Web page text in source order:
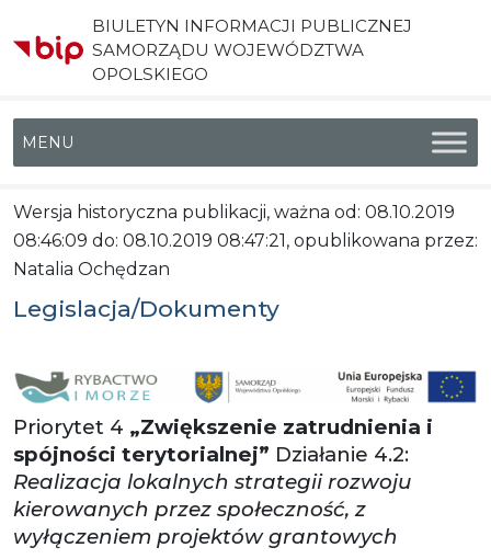
BIULETYN INFORMACJI PUBLICZNEJ
SAMORZĄDU WOJEWÓDZTWA
OPOLSKIEGO
Menu główne
Wersja historyczna publikacji, ważna od: 08.10.2019
08:46:09 do: 08.10.2019 08:47:21, opublikowana przez:
Natalia Ochędzan
Legislacja/Dokumenty
Priorytet 4 „Zwiększenie zatrudnienia i
spójności terytorialnej” Działanie 4.2:
Realizacja lokalnych strategii rozwoju
kierowanych przez społeczność, z
wyłączeniem projektów grantowych